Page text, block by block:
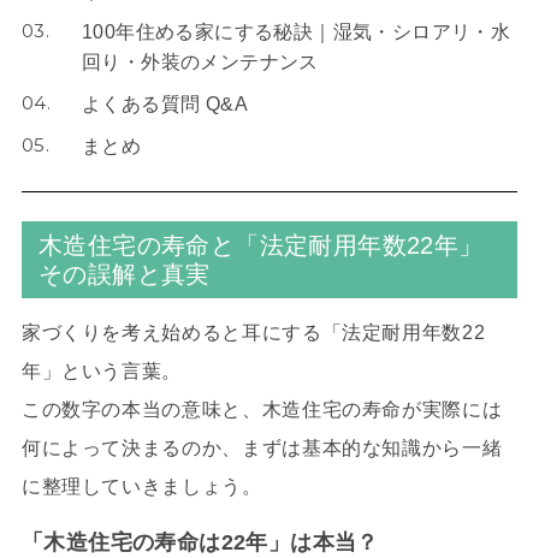
03.
100年住める家にする秘訣｜湿気・シロアリ・水
回り・外装のメンテナンス
04. よくある質問 Q&A
05. まとめ
木造住宅の寿命と「法定耐用年数22年」
その誤解と真実
家づくりを考え始めると耳にする「法定耐用年数22
年」という言葉。
この数字の本当の意味と、木造住宅の寿命が実際には
何によって決まるのか、まずは基本的な知識から一緒
に整理していきましょう。
「木造住宅の寿命は22年」は本当？